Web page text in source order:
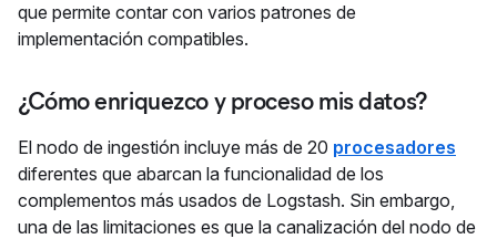
que permite contar con varios patrones de
implementación compatibles.
¿Cómo enriquezco y proceso mis datos?
El nodo de ingestión incluye más de 20 procesadores
diferentes que abarcan la funcionalidad de los
complementos más usados de Logstash. Sin embargo,
una de las limitaciones es que la canalización del nodo de